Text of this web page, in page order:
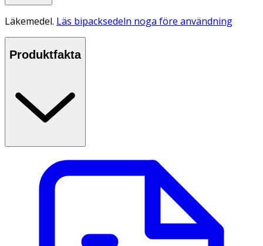
Läkemedel. Läs bipacksedeln noga före användning
Produktfakta